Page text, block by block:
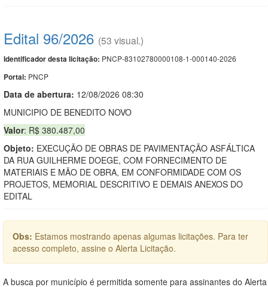
Edital 96/2026 (53 visual.)
Identificador desta licitação: PNCP-83102780000108-1-000140-2026
Portal: PNCP
Data de abertura: 12/08/2026 08:30
MUNICIPIO DE BENEDITO NOVO
Valor: R$ 380.487,00
Objeto: EXECUÇÃO DE OBRAS DE PAVIMENTAÇÃO ASFÁLTICA
DA RUA GUILHERME DOEGE, COM FORNECIMENTO DE
MATERIAIS E MÃO DE OBRA, EM CONFORMIDADE COM OS
PROJETOS, MEMORIAL DESCRITIVO E DEMAIS ANEXOS DO
EDITAL
Obs: Estamos mostrando apenas algumas licitações. Para ter
acesso completo, assine o Alerta Licitação.
A busca por município é permitida somente para assinantes do Alerta